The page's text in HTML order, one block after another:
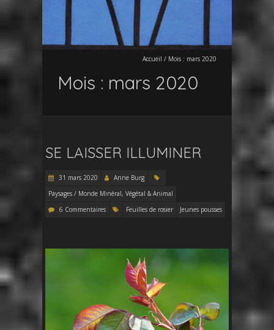
Accueil / Mois : mars 2020
Mois : mars 2020
SE LAISSER ILLUMINER
31 mars 2020
Anne Burg
Paysages / Monde Minéral, Végétal & Animal
6 Commentaires
Feuilles de rosier Jeunes pousses